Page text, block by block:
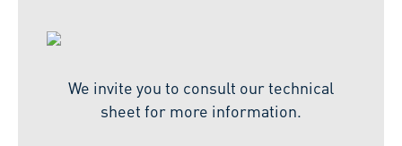
We invite you to consult our technical
sheet for more information.